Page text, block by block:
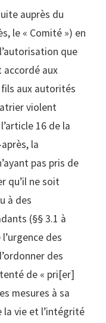
auprès du
le « Comité ») en
que
aux
aux autorités
violent
16 de la
la
pas pris de
qu’il ne soit
à des
(§§ 3.1 à
des
des
de « pri[er]
mesures à sa
la vie et l’intégrité